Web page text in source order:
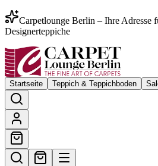
Carpetlounge Berlin – Ihre Adresse
Designerteppiche
Startseite Teppich & Teppichboden